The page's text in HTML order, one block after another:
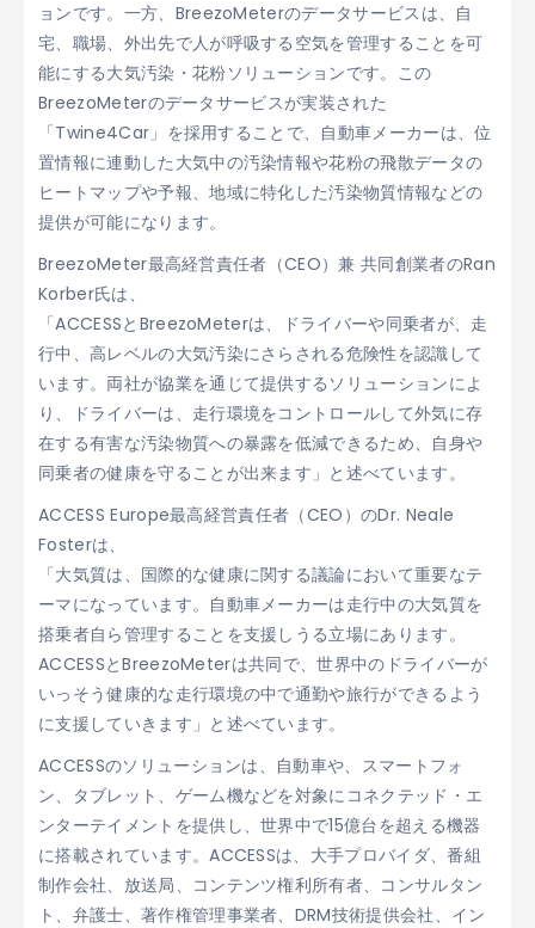
ョンです。一方、BreezoMeterのデータサービスは、自
宅、職場、外出先で人が呼吸する空気を管理することを可
能にする大気汚染・花粉ソリューションです。この
BreezoMeterのデータサービスが実装された
「Twine4Car」を採用することで、自動車メーカーは、位
置情報に連動した大気中の汚染情報や花粉の飛散データの
ヒートマップや予報、地域に特化した汚染物質情報などの
提供が可能になります。
BreezoMeter最高経営責任者（CEO）兼 共同創業者のRan
Korber氏は、
「ACCESSとBreezoMeterは、ドライバーや同乗者が、走
行中、高レベルの大気汚染にさらされる危険性を認識して
います。両社が協業を通じて提供するソリューションによ
り、ドライバーは、走行環境をコントロールして外気に存
在する有害な汚染物質への暴露を低減できるため、自身や
同乗者の健康を守ることが出来ます」と述べています。
ACCESS Europe最高経営責任者（CEO）のDr. Neale
Fosterは、
「大気質は、国際的な健康に関する議論において重要なテ
ーマになっています。自動車メーカーは走行中の大気質を
搭乗者自ら管理することを支援しうる立場にあります。
ACCESSとBreezoMeterは共同で、世界中のドライバーが
いっそう健康的な走行環境の中で通勤や旅行ができるよう
に支援していきます」と述べています。
ACCESSのソリューションは、自動車や、スマートフォ
ン、タブレット、ゲーム機などを対象にコネクテッド・エ
ンターテイメントを提供し、世界中で15億台を超える機器
に搭載されています。ACCESSは、大手プロバイダ、番組
制作会社、放送局、コンテンツ権利所有者、コンサルタン
ト、弁護士、著作権管理事業者、DRM技術提供会社、イン